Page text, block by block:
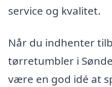
service og kvalitet.
Når du indhenter
tørretumbler i
være en god idé at